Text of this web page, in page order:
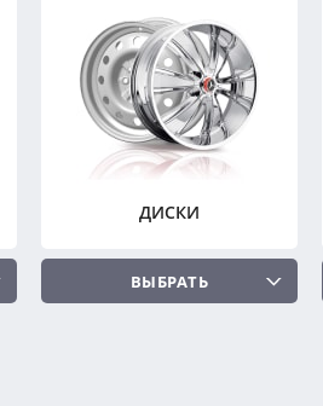
ДИСКИ
ВЫБРАТЬ